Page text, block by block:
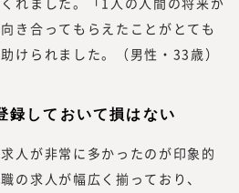
き合ってもらえたことがとても
けられました。（男性・33歳）
録しておいて損はない
人が非常に多かったのが印象的
の求人が幅広く揃っており、